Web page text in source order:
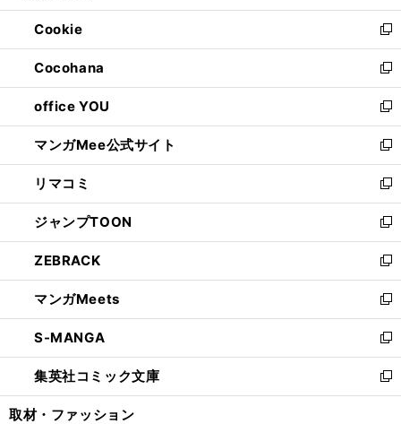
開
く
ウ
で
開
く
ン
ド
ウ
で
開
く
ウ
ィ
ン
ド
ウ
で
開
く
Cookie
新
し
い
ウ
ィ
ン
ド
ウ
で
開
く
Cocohana
新
し
い
ウ
ィ
ン
ド
ウ
で
開
く
office YOU
新
し
い
ウ
ィ
ン
ド
ウ
で
開
く
マンガMee公式サイト
新
し
い
ウ
ィ
ン
ド
ウ
で
開
く
リマコミ
新
し
い
ウ
ィ
ン
ド
ウ
で
開
く
ジャンプTOON
新
し
い
ウ
ィ
ン
ド
ウ
で
開
ZEBRACK
新
し
い
ウ
ィ
ン
ド
ウ
マンガMeets
新
し
い
ウ
ィ
ン
S-MANGA
新
し
い
ウ
集英社コミック文庫
新
し
取材・ファッション